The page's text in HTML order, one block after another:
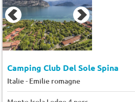
Camping Club Del Sole Spina
Italie- Emilie romagne